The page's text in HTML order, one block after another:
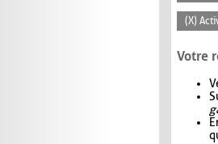
(X)
Votre